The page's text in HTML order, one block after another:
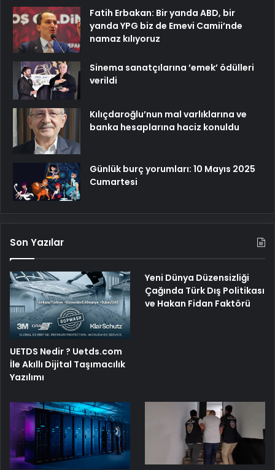
Fatih Erbakan: Bir yanda ABD, bir
yanda YPG biz de Emevi Camii’nde
namaz kılıyoruz
Sinema sanatçılarına ’emek’ ödülleri
verildi
Kılıçdaroğlu’nun mal varlıklarına ve
banka hesaplarına haciz konuldu
Günlük burç yorumları: 10 Mayıs 2025
Cumartesi
Son Yazılar
UETDS Nedir ? Uetds.com
İle Akıllı Dijital Taşımacılık
Yazılımı
Yeni Dünya Düzensizliği
Çağında Türk Dış Politikası
ve Hakan Fidan Faktörü